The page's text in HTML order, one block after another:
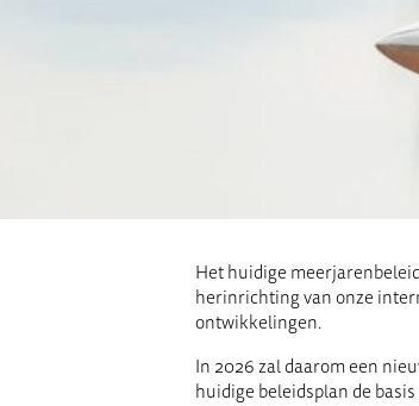
Het huidige
herinrichting van onze
ontwikkelingen.
In 2026 zal daarom een
huidige beleidsplan de